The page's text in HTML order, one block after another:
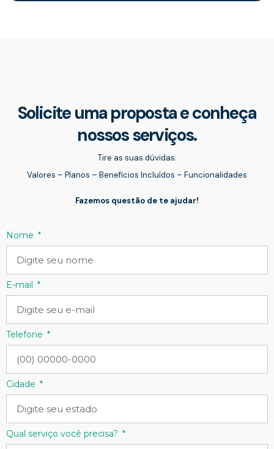
Solicite uma proposta e conheça
nossos serviços.
Tire as suas dúvidas:
Valores – Planos – Benefícios Incluídos – Funcionalidades
Fazemos questão de te ajudar!
Nome
E-mail
Telefone
Cidade
Qual serviço você precisa?